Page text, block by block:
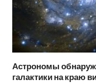
Астрономы
галактики на краю